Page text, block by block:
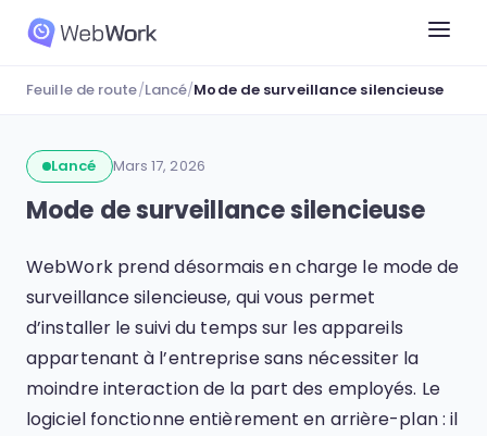
Feuille de route/Lancé/Mode de surveillance silencieuse
Lancé Mars 17, 2026
Mode de surveillance silencieuse
WebWork prend désormais en charge le mode de
surveillance silencieuse, qui vous permet
d’installer le suivi du temps sur les appareils
appartenant à l’entreprise sans nécessiter la
moindre interaction de la part des employés. Le
logiciel fonctionne entièrement en arrière-plan : il